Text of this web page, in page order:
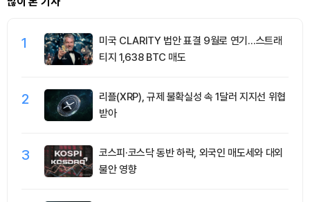
1
미국 CLARITY 법안 표결 9월로 연기…스트래
티지 1,638 BTC 매도
2
리플(XRP), 규제 불확실성 속 1달러 지지선 위협
받아
3
코스피·코스닥 동반 하락, 외국인 매도세와 대외
불안 영향